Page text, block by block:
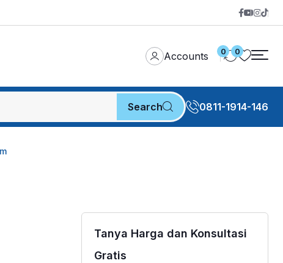
Accounts 0 0
Search 0811-1914-146
Tanya Harga dan Konsultasi
Gratis